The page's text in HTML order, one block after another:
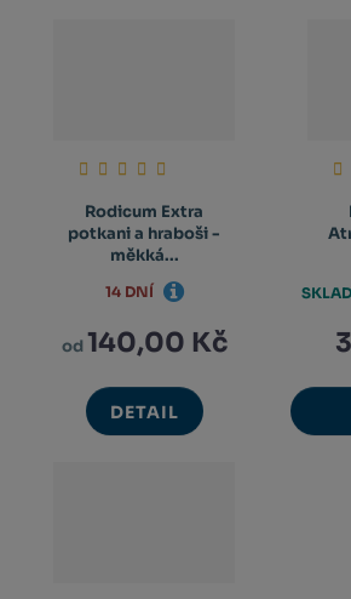
Rodicum Extra
potkani a hraboši -
měkká...
od140,00 Kč
DETAIL
14 DNÍ